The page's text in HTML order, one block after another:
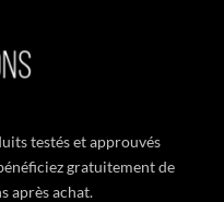
testés et approuvés
gratuitement de
après achat.